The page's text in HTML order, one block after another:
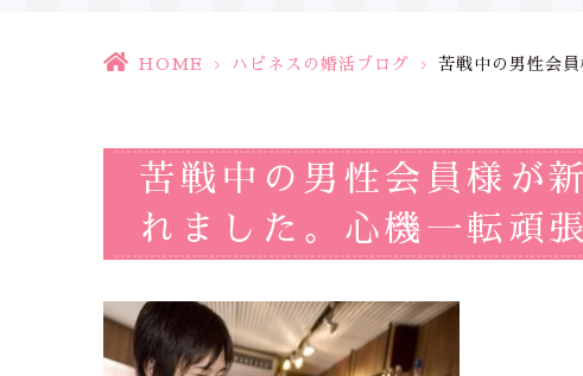
HOME > ハピネスの婚活ブログ > 苦戦中の男性会
苦戦中の男性会員様が
れました。心機一転頑